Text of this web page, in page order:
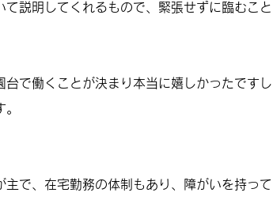
説明してくれるもので、緊張せずに臨むこ
で働くことが決まり本当に嬉しかったです
で、在宅勤務の体制もあり、障がいを持っ